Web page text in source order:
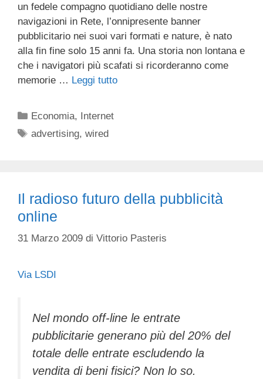
un fedele compagno quotidiano delle nostre
navigazioni in Rete, l’onnipresente banner
pubblicitario nei suoi vari formati e nature, è nato
alla fin fine solo 15 anni fa. Una storia non lontana e
che i navigatori più scafati si ricorderanno come
memorie … Leggi tutto
Categorie
Economia, Internet
Tag
advertising,wired
Il radioso futuro della pubblicità
online
31 Marzo 2009 di Vittorio Pasteris
Via LSDI
Nel mondo off-line le entrate
pubblicitarie generano più del 20% del
totale delle entrate escludendo la
vendita di beni fisici? Non lo so.